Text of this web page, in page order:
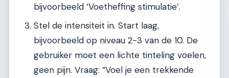
bijvoorbeeld ‘Voetheffing stimulatie’.
Stel de intensiteit in. Start laag,
bijvoorbeeld op niveau 2-3 van de 10. De
gebruiker moet een lichte tinteling voelen,
geen pijn. Vraag: “Voel je een trekkende